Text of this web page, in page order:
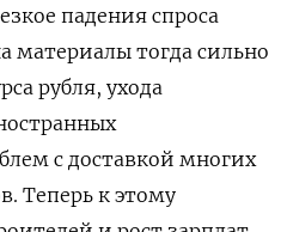
падения спроса
материалы тогда сильно
рубля, ухода
с доставкой многих
Теперь к этому